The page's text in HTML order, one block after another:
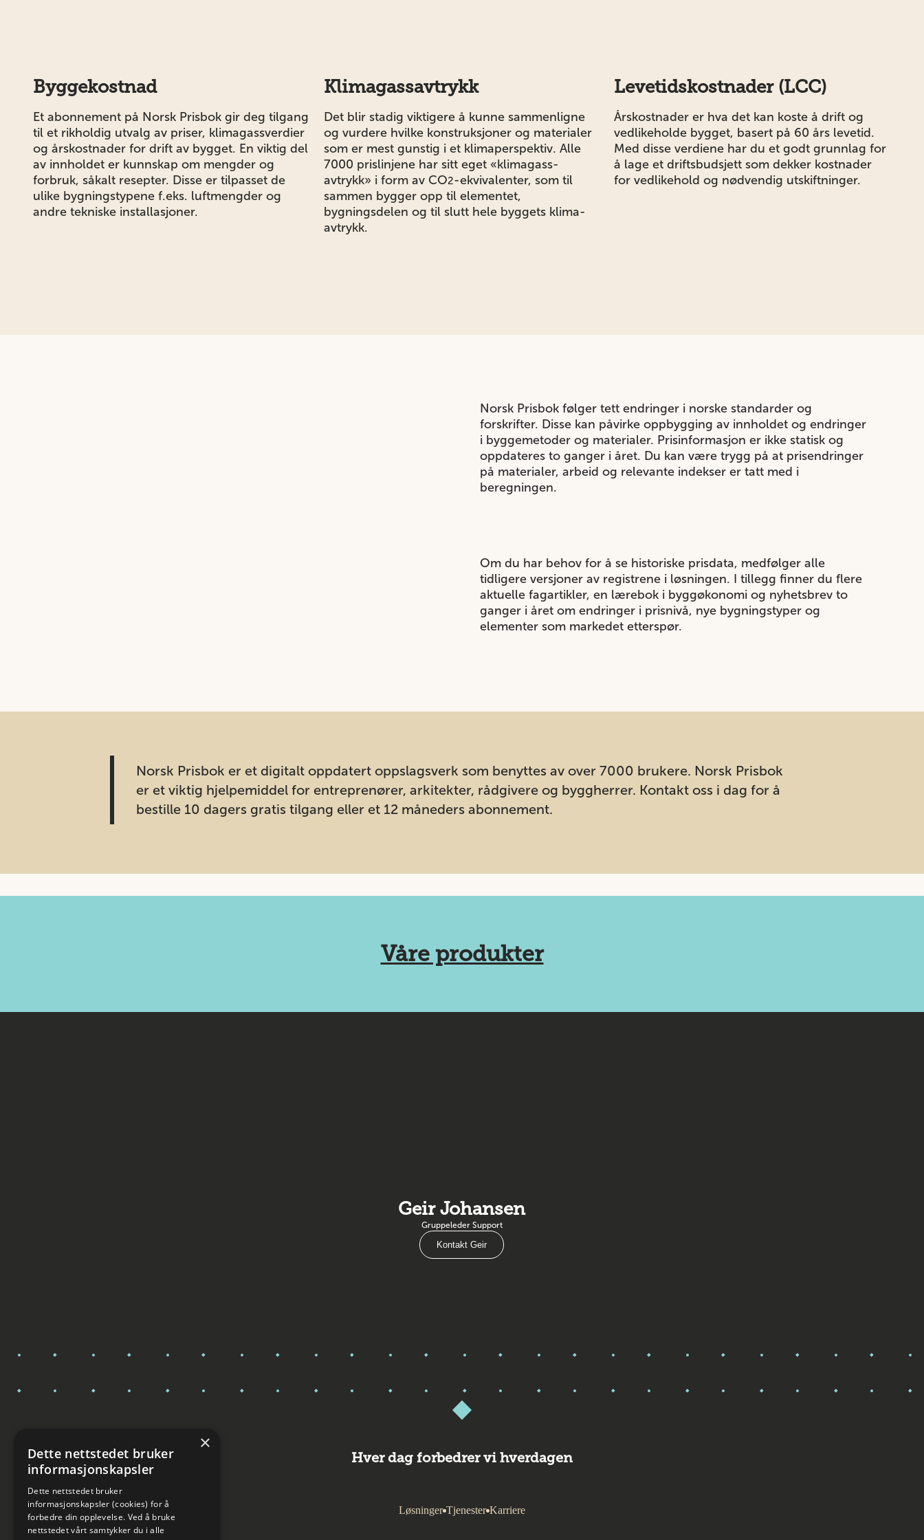
Byggekostnad
Et abonnement på Norsk Prisbok gir deg tilgang
til et rikholdig utvalg av priser, klimagassverdier
og årskostnader for drift av bygget. En viktig del
av innholdet er kunnskap om mengder og
forbruk, såkalt resepter. Disse er tilpasset de
ulike bygningstypene f.eks. luftmengder og
andre tekniske installasjoner.
Klimagassavtrykk
Det blir stadig viktigere å kunne sammenligne
og vurdere hvilke konstruksjoner og materialer
som er mest gunstig i et klimaperspektiv. Alle
7000 prislinjene har sitt eget «klimagass-
avtrykk» i form av CO2-ekvivalenter, som til
sammen bygger opp til elementet,
bygningsdelen og til slutt hele byggets klima-
avtrykk.
Levetidskostnader (LCC)
Årskostnader er hva det kan koste å drift og
vedlikeholde bygget, basert på 60 års levetid.
Med disse verdiene har du et godt grunnlag for
å lage et driftsbudsjett som dekker kostnader
for vedlikehold og nødvendig utskiftninger.
Norsk Prisbok følger tett endringer i norske standarder og
forskrifter. Disse kan påvirke oppbygging av innholdet og endringer
i byggemetoder og materialer. Prisinformasjon er ikke statisk og
oppdateres to ganger i året. Du kan være trygg på at prisendringer
på materialer, arbeid og relevante indekser er tatt med i
beregningen.
Om du har behov for å se historiske prisdata, medfølger alle
tidligere versjoner av registrene i løsningen. I tillegg finner du flere
aktuelle fagartikler, en lærebok i byggøkonomi og nyhetsbrev to
ganger i året om endringer i prisnivå, nye bygningstyper og
elementer som markedet etterspør.
Norsk Prisbok er et digitalt oppdatert oppslagsverk som benyttes av over 7000 brukere. Norsk Prisbok
er et viktig hjelpemiddel for entreprenører, arkitekter, rådgivere og byggherrer. Kontakt oss i dag for å
bestille 10 dagers gratis tilgang eller et 12 måneders abonnement.
Våre produkter
Geir Johansen
Gruppeleder Support
Kontakt Geir
Hver dag forbedrer vi hverdagen
Løsninger Tjenester Karriere
×
Dette nettstedet bruker
informasjonskapsler
Dette nettstedet bruker
informasjonskapsler (cookies) for å
forbedre din opplevelse. Ved å bruke
nettstedet vårt samtykker du i alle